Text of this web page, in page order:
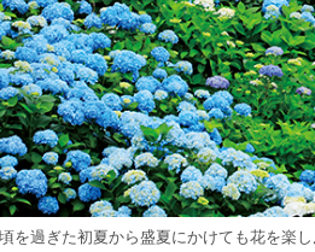
を過ぎた初夏から盛夏にかけても花を楽